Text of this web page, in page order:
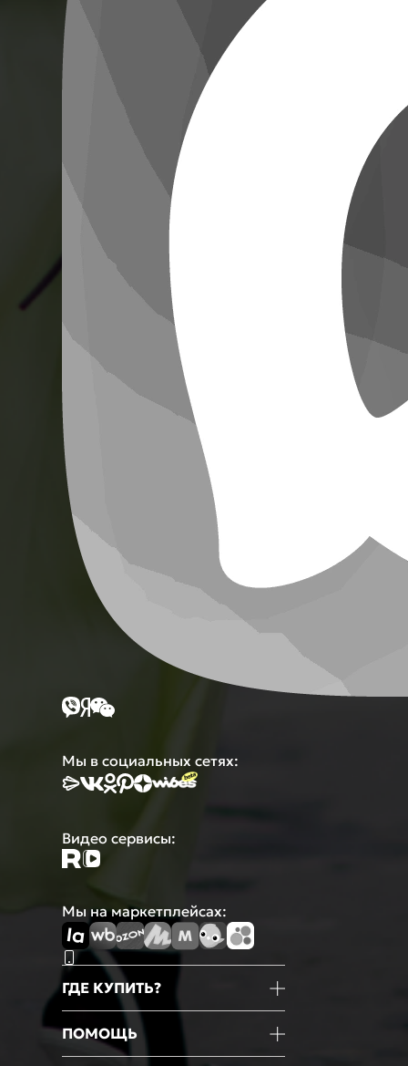
Мы в социальных сетях:
Видео сервисы:
Мы на маркетплейсах:
ГДЕ КУПИТЬ?
Маркетплейсы
ПОМОЩЬ